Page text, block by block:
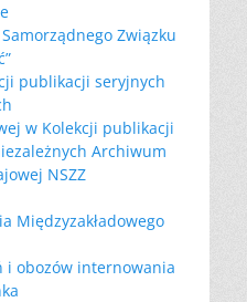
Związku
publikacji seryjnych
w Kolekcji publikacji
Archiwum
NSZZ
Międzyzakładowego
i obozów internowania